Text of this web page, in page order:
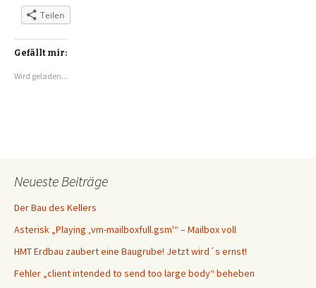
Teilen
Gefällt mir:
Wird geladen...
Neueste Beiträge
Der Bau des Kellers
Asterisk „Playing ‚vm-mailboxfull.gsm'“ – Mailbox voll
HMT Erdbau zaubert eine Baugrube! Jetzt wird´s ernst!
Fehler „client intended to send too large body“ beheben